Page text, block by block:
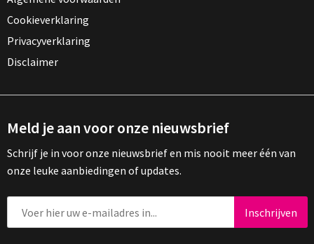
Cookieverklaring
Privacyverklaring
Disclaimer
Meld je aan voor onze nieuwsbrief
Schrijf je in voor onze nieuwsbrief en mis nooit meer één van
onze leuke aanbiedingen of updates.